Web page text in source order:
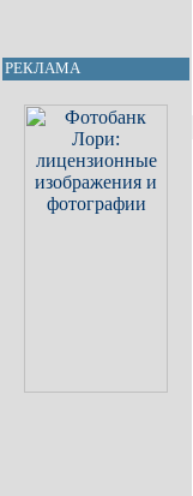
РЕКЛАМА